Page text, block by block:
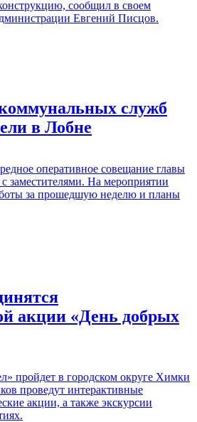
сообщил в своем
Евгений Писцов.
служб
в Лобне
оперативное совещание главы
заместителями. На мероприятии
за прошедшую неделю и планы
акции «День добрых
пройдет в городском округе Химки
проведут интерактивные
акции, а также экскурсии